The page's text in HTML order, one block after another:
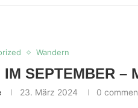
Wandern
SEPTEMBER –
23. März 2024 0